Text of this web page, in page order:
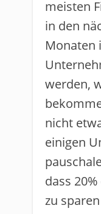
meisten
in den
Monaten
werden,
nicht
einigen
dass
zu